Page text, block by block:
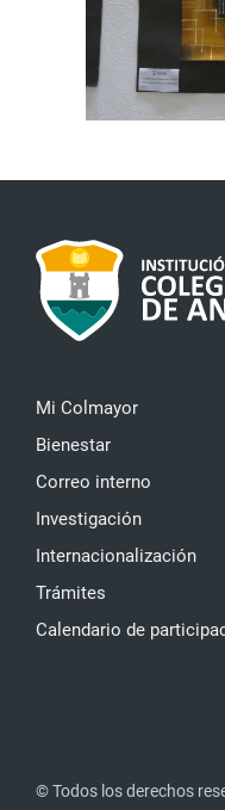
Mi Colmayor
Bienestar
Correo interno
Investigación
Internacionalización
Trámites
Calendario de
© Todos los derechos